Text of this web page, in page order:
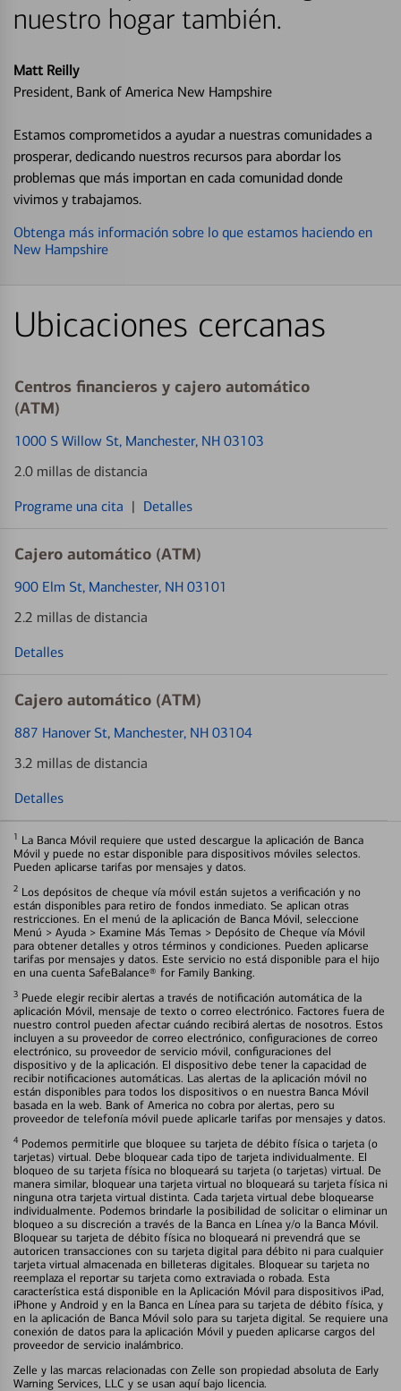
nuestro hogar también.
Matt Reilly
President, Bank of America New Hampshire
Estamos comprometidos a ayudar a nuestras comunidades a
prosperar, dedicando nuestros recursos para abordar los
problemas que más importan en cada comunidad donde
vivimos y trabajamos.
Obtenga más información sobre lo que estamos haciendo en
New Hampshire
Ubicaciones cercanas
Centros financieros y cajero automático
(ATM)
1000 S Willow St, Manchester, NH 03103
2.0 millas de distancia
Programe una cita | Detalles
Cajero automático (ATM)
900 Elm St, Manchester, NH 03101
2.2 millas de distancia
Detalles
Cajero automático (ATM)
887 Hanover St, Manchester, NH 03104
3.2 millas de distancia
Detalles
1 La Banca Móvil requiere que usted descargue la aplicación de Banca
Móvil y puede no estar disponible para dispositivos móviles selectos.
Pueden aplicarse tarifas por mensajes y datos.
2 Los depósitos de cheque vía móvil están sujetos a verificación y no
están disponibles para retiro de fondos inmediato. Se aplican otras
restricciones. En el menú de la aplicación de Banca Móvil, seleccione
Menú > Ayuda > Examine Más Temas > Depósito de Cheque vía Móvil
para obtener detalles y otros términos y condiciones. Pueden aplicarse
tarifas por mensajes y datos. Este servicio no está disponible para el hijo
en una cuenta SafeBalance® for Family Banking.
3 Puede elegir recibir alertas a través de notificación automática de la
aplicación Móvil, mensaje de texto o correo electrónico. Factores fuera de
nuestro control pueden afectar cuándo recibirá alertas de nosotros. Estos
incluyen a su proveedor de correo electrónico, configuraciones de correo
electrónico, su proveedor de servicio móvil, configuraciones del
dispositivo y de la aplicación. El dispositivo debe tener la capacidad de
recibir notificaciones automáticas. Las alertas de la aplicación móvil no
están disponibles para todos los dispositivos o en nuestra Banca Móvil
basada en la web. Bank of America no cobra por alertas, pero su
proveedor de telefonía móvil puede aplicarle tarifas por mensajes y datos.
4 Podemos permitirle que bloquee su tarjeta de débito física o tarjeta (o
tarjetas) virtual. Debe bloquear cada tipo de tarjeta individualmente. El
bloqueo de su tarjeta física no bloqueará su tarjeta (o tarjetas) virtual. De
manera similar, bloquear una tarjeta virtual no bloqueará su tarjeta física ni
ninguna otra tarjeta virtual distinta. Cada tarjeta virtual debe bloquearse
individualmente. Podemos brindarle la posibilidad de solicitar o eliminar un
bloqueo a su discreción a través de la Banca en Línea y/o la Banca Móvil.
Bloquear su tarjeta de débito física no bloqueará ni prevendrá que se
autoricen transacciones con su tarjeta digital para débito ni para cualquier
tarjeta virtual almacenada en billeteras digitales. Bloquear su tarjeta no
reemplaza el reportar su tarjeta como extraviada o robada. Esta
característica está disponible en la Aplicación Móvil para dispositivos iPad,
iPhone y Android y en la Banca en Línea para su tarjeta de débito física, y
en la aplicación de Banca Móvil solo para su tarjeta digital. Se requiere una
conexión de datos para la aplicación Móvil y pueden aplicarse cargos del
proveedor de servicio inalámbrico.
Zelle y las marcas relacionadas con Zelle son propiedad absoluta de Early
Warning Services, LLC y se usan aquí bajo licencia.